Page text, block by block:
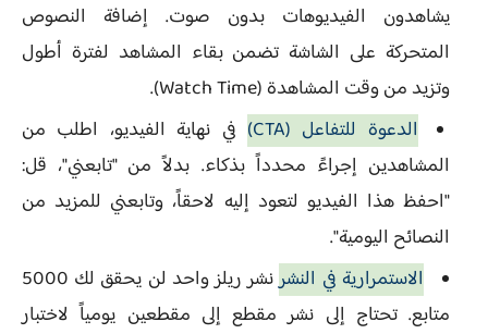
يشاهدون الفيديوهات بدون صوت. إضافة النصوص
المتحركة على الشاشة تضمن بقاء المشاهد لفترة أطول
وتزيد من وقت المشاهدة (Watch Time).
الدعوة للتفاعل (CTA)
في نهاية الفيديو، اطلب من
المشاهدين إجراءً محدداً بذكاء. بدلاً من "تابعني"، قل:
"احفظ هذا الفيديو لتعود إليه لاحقاً، وتابعني للمزيد من
النصائح اليومية".
الاستمرارية في النشر
نشر ريلز واحد لن يحقق لك 5000
متابع. تحتاج إلى نشر مقطع إلى مقطعين يومياً لاختبار